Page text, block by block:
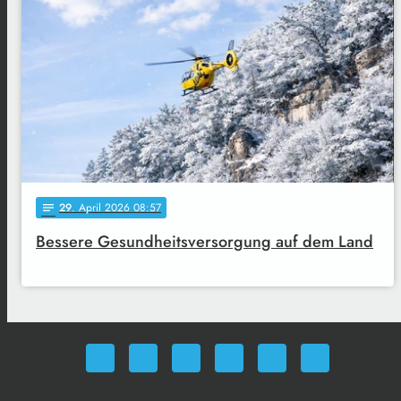
notes 29. April 2026 08:57
Bessere Gesundheitsversorgung auf dem Land